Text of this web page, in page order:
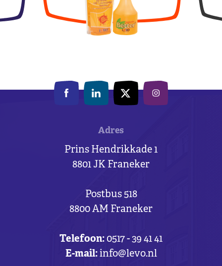
Adres
Prins Hendrikkade 1
8801 JK Franeker
Postbus 518
8800 AM Franeker
Telefoon: 0517 - 39 41 41
E-mail:info@levo.nl